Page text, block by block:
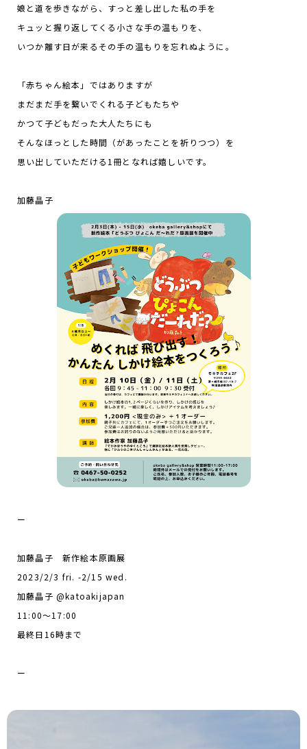
娘と道を歩きながら、すっと差し出した私の手を
キュッと握り返してくる小さな手の温もりを、
いつか離す日が来るその手の温もりを忘れぬように。
「赤ちゃん絵本」ではありますが
まだまだ手を繋いでくれる子どもたちや
かつて子どもだった大人たちにも
そんなほっとした時間（があったことを祈りつつ）を
思い出していただける1冊となれば嬉しいです。
加藤晶子
ー
加藤晶子 新作絵本原画展
2023/2/3 fri. -2/15 wed.
加藤晶子 @katoakijapan
11:00～17:00
最終日16時まで
ー